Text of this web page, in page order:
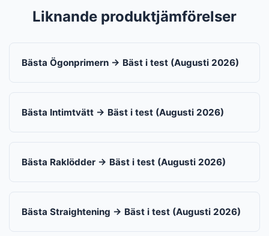
Liknande produktjämförelser
Bästa Ögonprimern → Bäst i test (Augusti 2026)
Bästa Intimtvätt → Bäst i test (Augusti 2026)
Bästa Raklödder → Bäst i test (Augusti 2026)
Bästa Straightening → Bäst i test (Augusti 2026)